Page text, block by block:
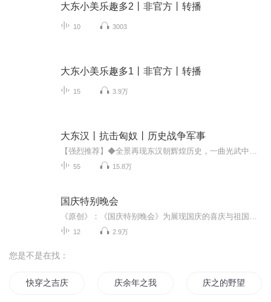
大东小美乐趣多2丨非官方丨转播
10 3003
大东小美乐趣多1丨非官方丨转播
15 3.9万
大东汉丨抗击匈奴丨历史战争军事
55 15.8万
国庆特别晚会
12 2.9万
您是不是在找：
快穿之吉庆有余 庆余年之我叫王启年 庆之的野望